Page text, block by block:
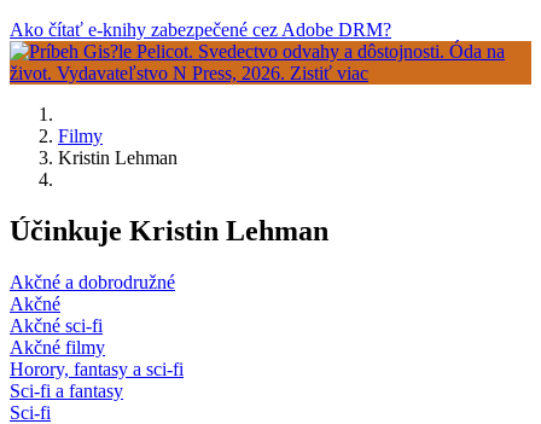
Ako čítať e-knihy zabezpečené cez Adobe DRM?
Filmy
Kristin Lehman
Účinkuje Kristin Lehman
Akčné a dobrodružné
Akčné
Akčné sci-fi
Akčné filmy
Horory, fantasy a sci-fi
Sci-fi a fantasy
Sci-fi